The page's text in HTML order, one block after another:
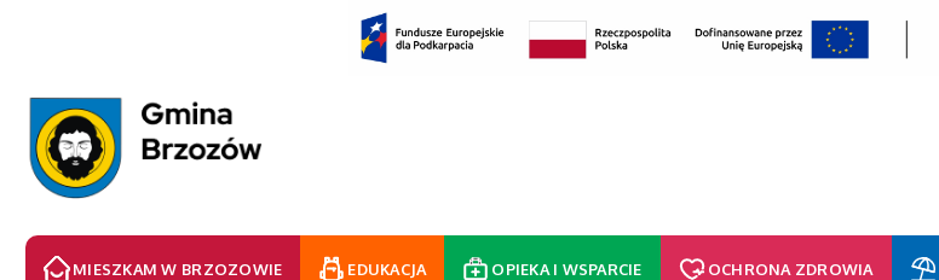
MIESZKAM W BRZOZOWIE EDUKACJA OPIEKA I WSPARCIE OCHRONA ZDROWIA